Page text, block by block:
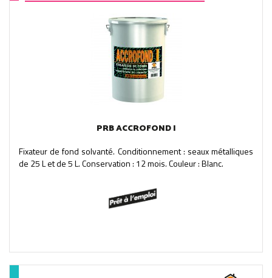
PRB ACCROFOND I
Fixateur de fond solvanté. Conditionnement : seaux métalliques
de 25 L et de 5 L. Conservation : 12 mois. Couleur : Blanc.